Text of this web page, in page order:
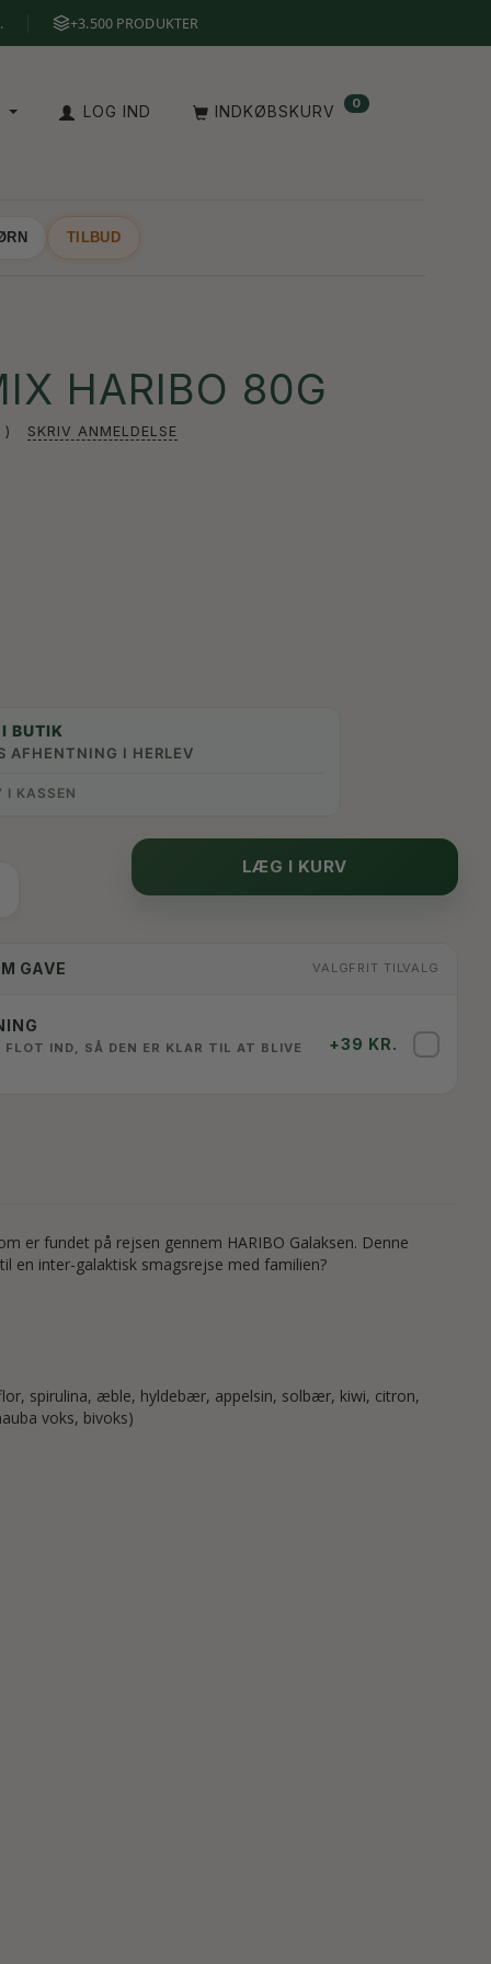
+3.500 PRODUKTER
LOG IND INDKØBSKURV 0
TILBUD
HARIBO 80G
SKRIV ANMELDELSE
BUTIK
AFHENTNING I HERLEV
I KASSEN
LÆG I KURV
GAVE VALGFRIT TILVALG
FLOT IND, SÅ DEN ER KLAR TIL AT BLIVE
+39 KR.
er fundet på rejsen gennem HARIBO Galaksen. Denne
en inter-galaktisk smagsrejse med familien?
spirulina, æble, hyldebær, appelsin, solbær, kiwi, citron,
voks, bivoks)